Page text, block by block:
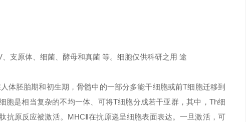
支原体、细菌、酵母和真菌 等。细胞仅供科研之用 途
体胚胎期和初生期，骨髓中的一部分多能干细胞或前T细胞迁移到
是相当复杂的不均一体、可将T细胞分成若干亚群，其中，Th细
抗原反应被激活。MHCⅡ在抗原递呈细胞表面表达。一旦激活，可